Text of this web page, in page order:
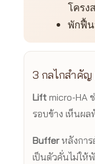
โครง
พักฟื้
3 กลไกสำคัญ
Lift micro-HA
รอบข้าง เห็นผ
Bufferหลังการ
เป็นตัวคั่นไม่ให้